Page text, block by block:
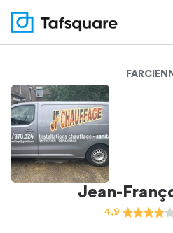
Jean-
4,9